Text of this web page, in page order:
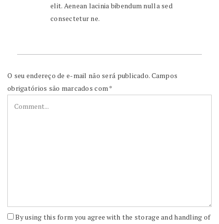
elit. Aenean lacinia bibendum nulla sed
consectetur ne.
O seu endereço de e-mail não será publicado. Campos
obrigatórios são marcados com*
By using this form you agree with the storage and handling of